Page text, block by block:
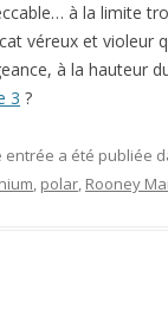
à la limite
véreux et violeur
à la hauteur
3 ?
entrée a été publiée
, polar, Rooney